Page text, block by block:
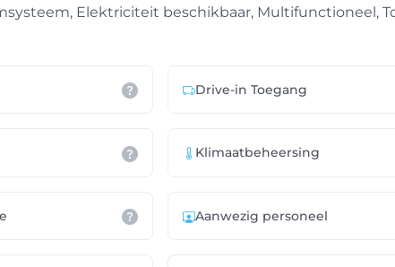
Elektriciteit beschikbaar, Multifunctioneel,
Drive-in Toegang
Klimaatbeheersing
Aanwezig personeel